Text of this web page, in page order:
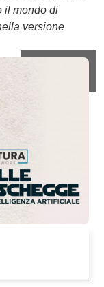
il mondo di
versione